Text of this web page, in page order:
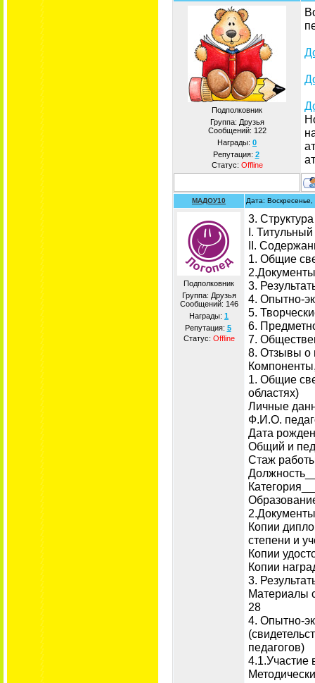
Подполковник
Группа: Друзья
Сообщений: 122
Награды: 0
Репутация: 2
Статус: Offline
МАДОУ10 Дата:
Подполковник
Группа: Друзья
Сообщений: 146
Награды: 1
Репутация: 5
Статус: Offline
3.
I. Титульный
II.
1. Общие
2.Документы
3.
4. Опытно-
5.
6.
7.
8. Отзывы о
1. Общие
областях)
Личные
Ф.И.О.
Дата
Общий и
Стаж
2.Документы
Копии
степени и
Копии
Копии
3.
Материалы
28
4. Опытно-
педагогов)
4.1.Участие